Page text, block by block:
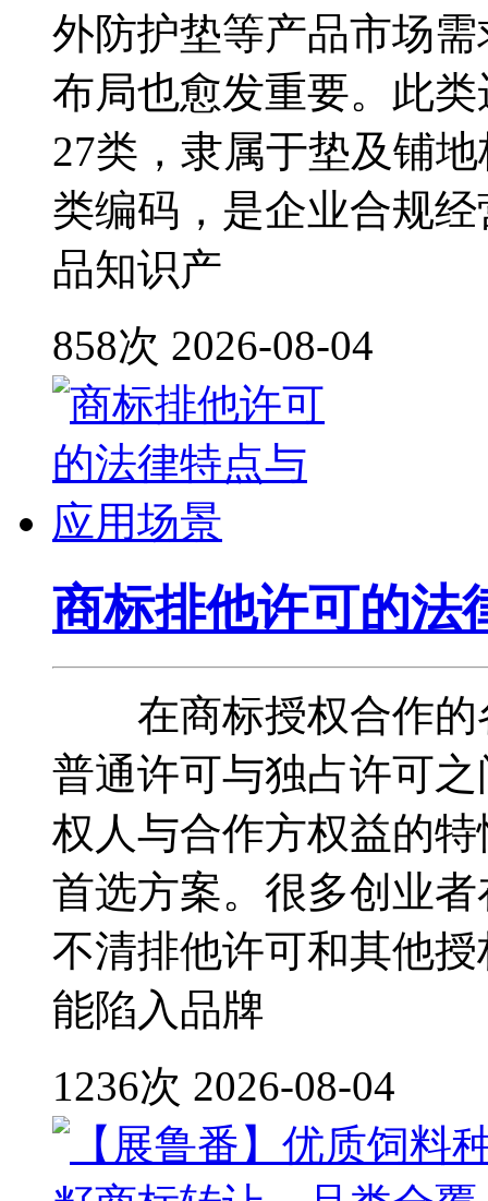
外防护垫等产品市场
布局也愈发重要。此
27类，隶属于垫及铺
类编码，是企业合规
品知识产
858次 2026-08-04
商标排他许可的法
在商标授权合作的
普通许可与独占许可
权人与合作方权益的
首选方案。很多创业
不清排他许可和其他
能陷入品牌
1236次 2026-08-04